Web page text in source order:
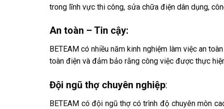
trong lĩnh vực thi công, sửa chữa điện dân dụng,
An toàn – Tin cậy:
BETEAM có nhiều năm kinh nghiệm làm việc an
toàn điện và đảm bảo rằng công việc được thực
Đội ngũ thợ chuyên nghiệp:
BETEAM có đội ngũ thợ có trình độ chuyên môn